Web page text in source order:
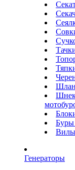
Буры
Вилы
Генераторы